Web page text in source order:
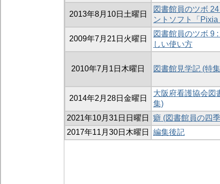
2013年8月10日土曜日
図書館員のツボ
ントソフト「Pixia
2009年7月21日火曜日
図書館員のツボ 9
しい使い方
2010年7月1日木曜日 図書館見学記 (特
2014年2月28日金曜日
大阪府看護協会図
集)
2021年10月31日日曜日
癖 (図書館員の四
2017年11月30日木曜日
編集後記